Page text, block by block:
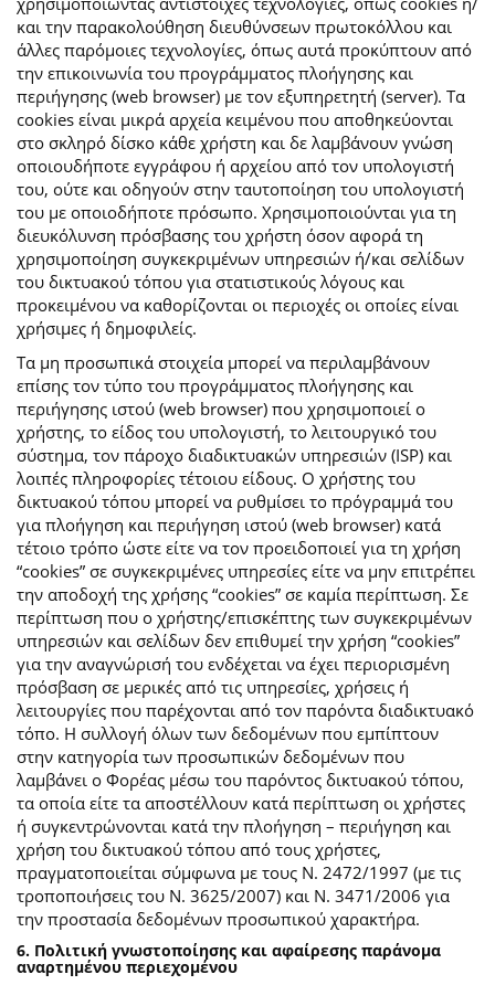
και την παρακολούθηση διευθύνσεων πρωτοκόλλου και
άλλες παρόμοιες τεχνολογίες, όπως αυτά προκύπτουν από
την επικοινωνία του προγράμματος πλοήγησης και
περιήγησης (web browser) με τον εξυπηρετητή (server). Τα
cookies είναι μικρά αρχεία κειμένου που αποθηκεύονται
στο σκληρό δίσκο κάθε χρήστη και δε λαμβάνουν γνώση
οποιουδήποτε εγγράφου ή αρχείου από τον υπολογιστή
του, ούτε και οδηγούν στην ταυτοποίηση του υπολογιστή
του με οποιοδήποτε πρόσωπο. Χρησιμοποιούνται για τη
διευκόλυνση πρόσβασης του χρήστη όσον αφορά τη
χρησιμοποίηση συγκεκριμένων υπηρεσιών ή/και σελίδων
του δικτυακού τόπου για στατιστικούς λόγους και
προκειμένου να καθορίζονται οι περιοχές οι οποίες είναι
χρήσιμες ή δημοφιλείς.
Τα μη προσωπικά στοιχεία μπορεί να περιλαμβάνουν
επίσης τον τύπο του προγράμματος πλοήγησης και
περιήγησης ιστού (web browser) που χρησιμοποιεί ο
χρήστης, το είδος του υπολογιστή, το λειτουργικό του
σύστημα, τον πάροχο διαδικτυακών υπηρεσιών (ISP) και
λοιπές πληροφορίες τέτοιου είδους. Ο χρήστης του
δικτυακού τόπου μπορεί να ρυθμίσει το πρόγραμμά του
για πλοήγηση και περιήγηση ιστού (web browser) κατά
τέτοιο τρόπο ώστε είτε να τον προειδοποιεί για τη χρήση
“cookies” σε συγκεκριμένες υπηρεσίες είτε να μην επιτρέπει
την αποδοχή της χρήσης “cookies” σε καμία περίπτωση. Σε
περίπτωση που ο χρήστης/επισκέπτης των συγκεκριμένων
υπηρεσιών και σελίδων δεν επιθυμεί την χρήση “cookies”
για την αναγνώρισή του ενδέχεται να έχει περιορισμένη
πρόσβαση σε μερικές από τις υπηρεσίες, χρήσεις ή
λειτουργίες που παρέχονται από τον παρόντα διαδικτυακό
τόπο. Η συλλογή όλων των δεδομένων που εμπίπτουν
στην κατηγορία των προσωπικών δεδομένων που
λαμβάνει ο Φορέας μέσω του παρόντος δικτυακού τόπου,
τα οποία είτε τα αποστέλλουν κατά περίπτωση οι χρήστες
ή συγκεντρώνονται κατά την πλοήγηση – περιήγηση και
χρήση του δικτυακού τόπου από τους χρήστες,
πραγματοποιείται σύμφωνα με τους Ν. 2472/1997 (με τις
τροποποιήσεις του Ν. 3625/2007) και Ν. 3471/2006 για
την προστασία δεδομένων προσωπικού χαρακτήρα.
6. Πολιτική γνωστοποίησης και αφαίρεσης παράνομα
αναρτημένου περιεχομένου